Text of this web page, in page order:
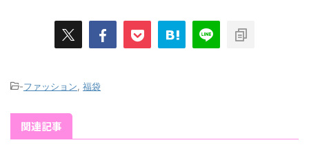
-ファッション 福袋
関連記事